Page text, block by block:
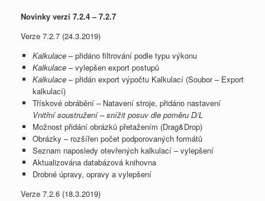
Novinky verzí 7.2.4 – 7.2.7
Verze 7.2.7 (24.3.2019)
Kalkulace– přidáno filtrování podle typu výkonu
Kalkulace– vylepšen export postupů
Kalkulace– přidán export výpočtu Kalkulací (Soubor – Export
kalkulací)
Třískové obrábění – Natavení stroje, přidáno nastavení
Vnitřní soustružení – snížit posuv dle poměru D/L
Možnost přidání obrázků přetažením (Drag&Drop)
Obrázky – rozšířen počet podporovaných formátů
Seznam naposledy otevřených kalkulací – vylepšení
Aktualizována databázová knihovna
Drobné úpravy, opravy a vylepšení
Verze 7.2.6 (18.3.2019)